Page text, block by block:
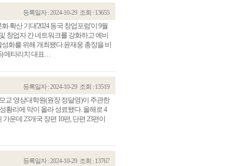
등록일자 : 2024-10-29 조회 : 13655
확산 기대'2024 동국 창업포럼'이 9월
창업자 간 네트워크를 강화하고 예비
화를 위해 개최됐다.윤재웅 총장을 비
메타리치 대표. . .
등록일자 : 2024-10-29 조회 : 13519
교 영상대학원(원장 정달영)이 주관한
황리에 막이 올라 성료됐다. 올해로 4
운데 23개국 장편 10편, 단편 23편이
등록일자 : 2024-10-29 조회 : 13767